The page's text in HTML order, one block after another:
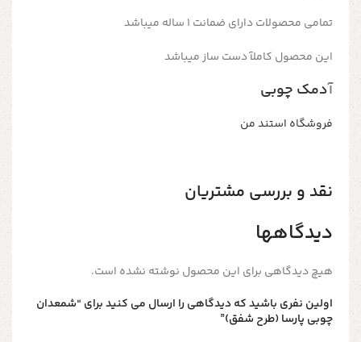
تمامی محصولات دارای ضمانت ۱ ساله میباشد
این محصول کاملآ دست ساز میباشد
آدمک چوبی
فروشگاه استند من
نقد و بررسی مشتریان
دیدگاهها
هیچ دیدگاهی برای این محصول نوشته نشده است.
اولین نفری باشید که دیدگاهی را ارسال می کنید برای “شمعدان
چوبی پارسا (طرح شفق)”